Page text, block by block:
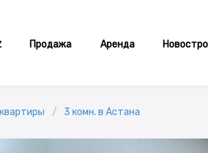
Продажа Аренда
3 комн. в Астана